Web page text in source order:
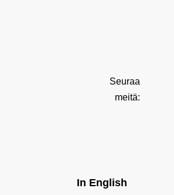
Seuraa
meitä:
In English